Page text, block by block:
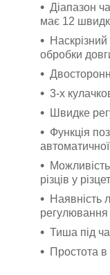
Діапазон
має 12
обробки
3-х
Швидке
Функція
різців у
Наявність
Тиша під
Простота в